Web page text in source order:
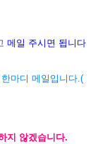
메일 주시면 됩니다
한마디 메일입니다 .(
지 않겠습니다.